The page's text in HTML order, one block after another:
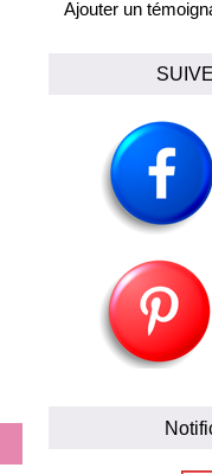
Ajouter un